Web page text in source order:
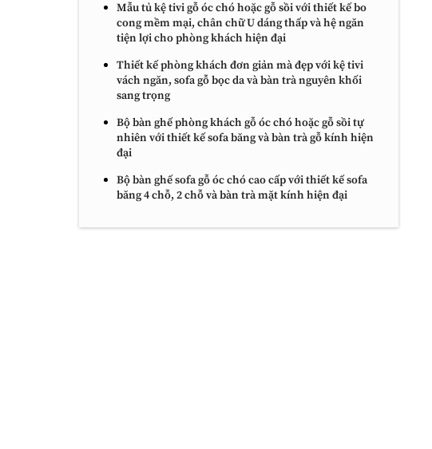
Mẫu tủ kệ tivi gỗ óc chó hoặc gỗ sồi với thiết kế bo
cong mềm mại, chân chữ U dáng thấp và hệ ngăn
tiện lợi cho phòng khách hiện đại
Thiết kế phòng khách đơn giản mà đẹp với kệ tivi
vách ngăn, sofa gỗ bọc da và bàn trà nguyên khối
sang trọng
Bộ bàn ghế phòng khách gỗ óc chó hoặc gỗ sồi tự
nhiên với thiết kế sofa băng và bàn trà gỗ kính hiện
đại
Bộ bàn ghế sofa gỗ óc chó cao cấp với thiết kế sofa
băng 4 chỗ, 2 chỗ và bàn trà mặt kính hiện đại